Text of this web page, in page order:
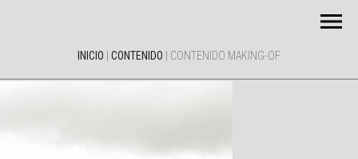
INICIO CONTENIDO CONTENIDO MAKING-OF